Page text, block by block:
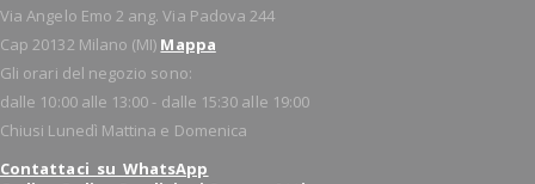
Via Angelo Emo 2 ang. Via Padova 244
Cap 20132 Milano (MI) Mappa
Gli orari del negozio sono:
dalle 10:00 alle 13:00 - dalle 15:30 alle 19:00
Chiusi Lunedì Mattina e Domenica
Contattaci su WhatsApp